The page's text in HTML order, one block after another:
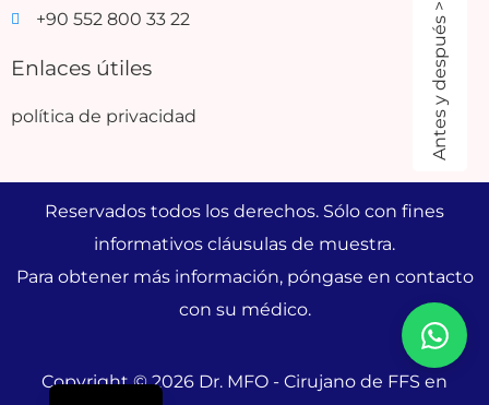
+90 552 800 33 22
Enlaces útiles
política de privacidad
Reservados todos los derechos. Sólo con fines
informativos cláusulas de muestra.
Para obtener más información, póngase en contacto
con su médico.
Copyright © 2026 Dr. MFO - Cirujano de FFS en
Antes y después >